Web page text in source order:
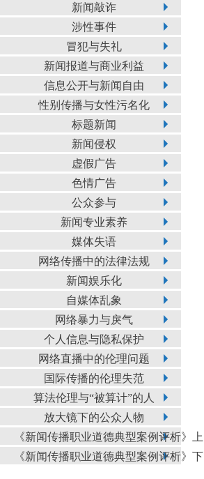
新闻敲诈
涉性事件
冒犯与失礼
新闻报道与商业利益
信息公开与新闻自由
性别传播与女性污名化
标题新闻
新闻侵权
虚假广告
色情广告
公众参与
新闻专业素养
媒体失语
网络传播中的法律法规
新闻娱乐化
自媒体乱象
网络暴力与戾气
个人信息与隐私保护
网络直播中的伦理问题
国际传播的伦理失范
算法伦理与“被算计”的人
放大镜下的公众人物
《新闻传播职业道德典型案例评析》上
《新闻传播职业道德典型案例评析》下